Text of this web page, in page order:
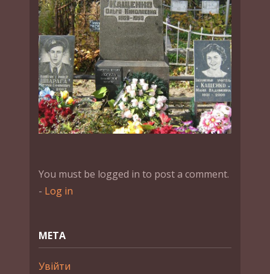
You must be logged in to post a comment.
- Log in
МЕТА
Увійти